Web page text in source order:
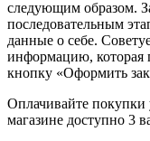
следующим образом.
последовательным
данные о себе.
информацию, которая
кнопку «Оформить
Оплачивайте
магазине доступно 3